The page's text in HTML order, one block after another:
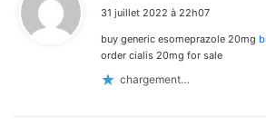
t
:
31 juillet 2022 à 22h07
buy generic esomeprazole 20mg
order cialis 20mg for sale
chargement…